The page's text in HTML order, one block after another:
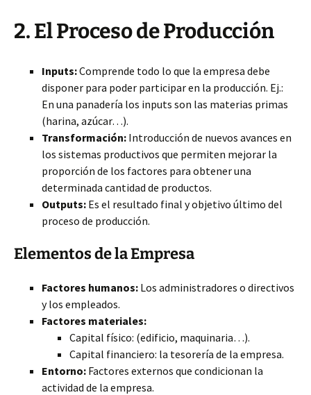
2. El Proceso de Producción
Inputs:Comprende todo lo que la empresa debe
disponer para poder participar en la producción. Ej.:
En una panadería los inputs son las materias primas
(harina, azúcar…).
Transformación: Introducción de nuevos avances en
los sistemas productivos que permiten mejorar la
proporción de los factores para obtener una
determinada cantidad de productos.
Outputs: Es el resultado final y objetivo último del
proceso de producción.
Elementos de la Empresa
Factores humanos: Los administradores o directivos
y los empleados.
Factores materiales:
Capital físico: (edificio, maquinaria…).
Capital financiero: la tesorería de la empresa.
Entorno: Factores externos que condicionan la
actividad de la empresa.